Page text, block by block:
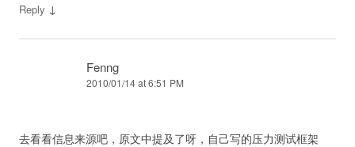
Reply ↓
Fenng
2010/01/14 at 6:51 PM
去看看信息来源吧，原文中提及了呀，自己写的压力测试框架